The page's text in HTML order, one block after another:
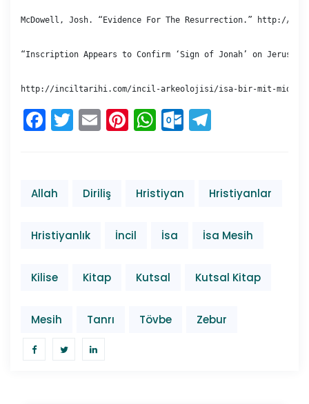
McDowell, Josh. “Evidence For The Resurrection.” http://
“Inscription Appears to Confirm ‘Sign of Jonah’ on
http://inciltarihi.com/incil-arkeolojisi/isa-bir-mit-midir/
asyabahis
baymavi
betgram
betpas
betwinner
Facebook
Twitter
EmailPinterest
WhatsApp
Allah Diriliş Hristiyan Hristiyanlar
Hristiyanlık İncil İsa İsa Mesih
Kilise Kitap Kutsal Kutsal Kitap
Mesih Tanrı Tövbe Zebur